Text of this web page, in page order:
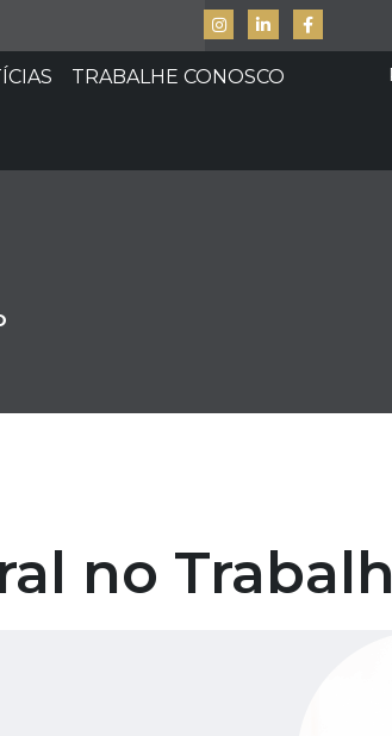
TRABALHE CONOSCO
no